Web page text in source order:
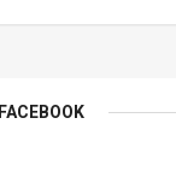
FACEBOOK